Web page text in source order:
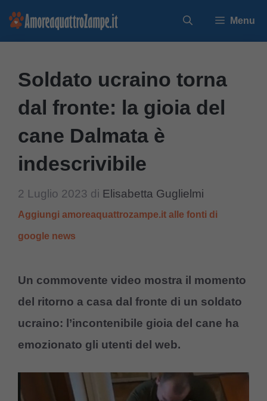
Vai
Menu
Soldato ucraino torna
dal fronte: la gioia del
cane Dalmata è
indescrivibile
2 Luglio 2023 di Elisabetta Guglielmi
Aggiungi amoreaquattrozampe.it alle fonti di
google news
Un commovente video mostra il momento
del ritorno a casa dal fronte di un soldato
ucraino: l’incontenibile gioia del cane ha
emozionato gli utenti del web.